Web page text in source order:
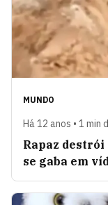
MUNDO
Há 12 anos • 1 min
Rapaz
se gaba em